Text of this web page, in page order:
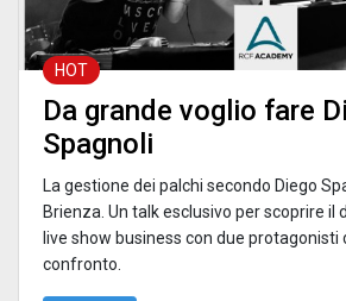
HOT
Da grande voglio fare
Spagnoli
La gestione dei palchi secondo Diego
Brienza. Un talk esclusivo per scoprire il
live show business con due protagonisti
confronto.